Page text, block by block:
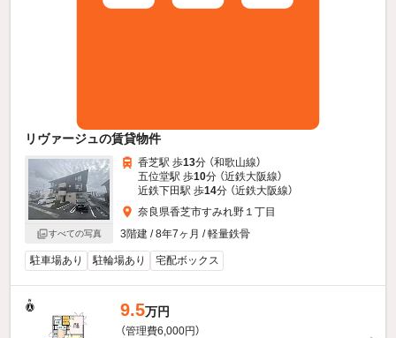
リヴァージュの賃貸物件
すべての写真
香芝駅 歩13分 （和歌山線）
五位堂駅 歩10分 （近鉄大阪線）
近鉄下田駅 歩14分 （近鉄大阪線）
奈良県香芝市すみれ野１丁目
3階建 / 8年7ヶ月 / 軽量鉄骨
駐車場あり 駐輪場あり 宅配ボックス
9.5万円
（管理費6,000円）